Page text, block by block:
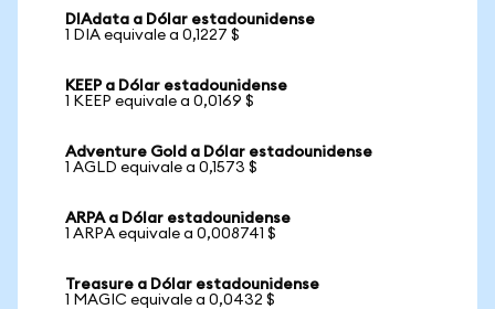
DIAdata a Dólar estadounidense
1 DIA equivale a 0,1227 $
KEEP a Dólar estadounidense
1 KEEP equivale a 0,0169 $
Adventure Gold a Dólar estadounidense
1 AGLD equivale a 0,1573 $
ARPA a Dólar estadounidense
1 ARPA equivale a 0,008741 $
Treasure a Dólar estadounidense
1 MAGIC equivale a 0,0432 $